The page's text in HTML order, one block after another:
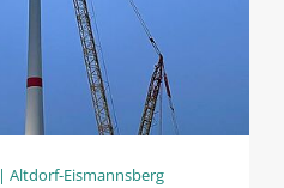
| Altdorf-Eismannsberg